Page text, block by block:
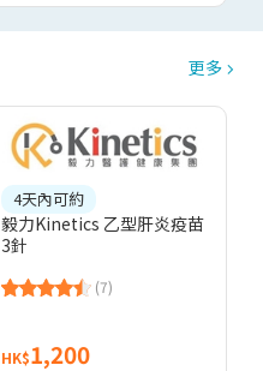
更多
4天內可約
毅力Kinetics 乙型肝炎疫苗
3針
(7)
HK$1,200